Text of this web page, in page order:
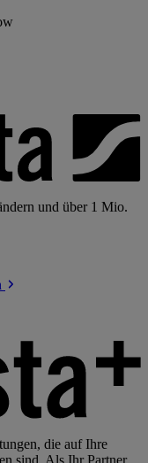
und über 1 Mio.
die auf Ihre
sind. Als Ihr Partner